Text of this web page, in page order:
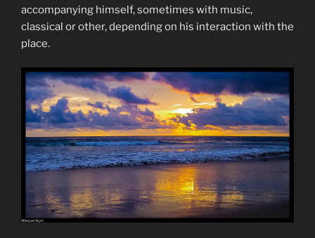
accompanying himself, sometimes with music,
classical or other, depending on his interaction with the
place.